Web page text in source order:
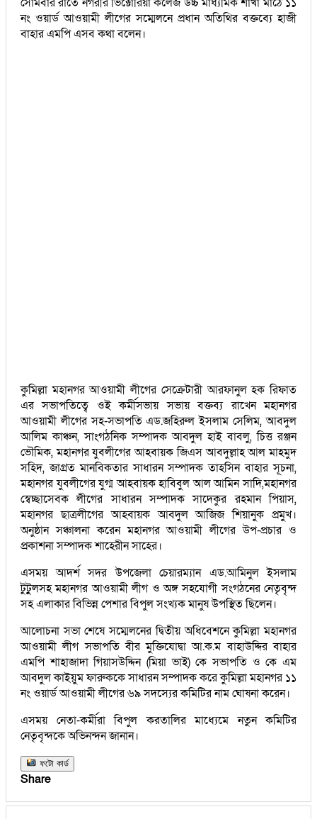
নং ওয়ার্ড আওয়ামী লীগের সম্মেলনে প্রধান অতিথির বক্তব্যে হাজী
বাহার এমপি এসব কথা বলেন।
কুমিল্লা মহানগর আওয়ামী লীগের সেক্রেটারী আরফানুল হক রিফাত
এর সভাপতিত্বে ওই কর্মীসভায় সভায় বক্তব্য রাখেন মহানগর
আওয়ামী লীগের সহ-সভাপতি এড.জহিরুল ইসলাম সেলিম, আবদুল
আলিম কাঞ্চন, সাংগঠনিক সম্পাদক আবদুল হাই বাবলু, চিত্ত রঞ্জন
ভৌমিক, মহানগর যুবলীগের আহবায়ক জিএস আবদুল্লাহ আল মাহমুদ
সহিদ, জাগ্রত মানবিকতার সাধারন সম্পাদক তাহসিন বাহার সূচনা,
মহানগর যুবলীগের যুগ্ম আহবায়ক হাবিবুল আল আমিন সাদি,মহানগর
স্বেচ্ছাসেবক লীগের সাধারন সম্পাদক সাদেকুর রহমান পিয়াস,
মহানগর ছাত্রলীগের আহবায়ক আবদুল আজিজ শিয়ানুক প্রমুখ।
অনুষ্ঠান সঞ্চালনা করেন মহানগর আওয়ামী লীগের উপ-প্রচার ও
প্রকাশনা সম্পাদক শাহেরীন সাহের।
এসময় আদর্শ সদর উপজেলা চেয়ারম্যান এড.আমিনুল ইসলাম
টুটুুলসহ মহানগর আওয়ামী লীগ ও অঙ্গ সহযোগী সংগঠনের নেতৃবৃন্দ
সহ এলাকার বিভিন্ন পেশার বিপুল সংখ্যক মানুষ উপস্থিত ছিলেন।
আলোচনা সভা শেষে সম্মেলনের দ্বিতীয় অধিবেশনে কুমিল্লা মহানগর
আওয়ামী লীগ সভাপতি বীর মুক্তিযোদ্বা আ.ক.ম বাহাউদ্দির বাহার
এমপি শাহাজাদা গিয়াসউদ্দিন (মিয়া ভাই) কে সভাপতি ও কে এম
আবদুল কাইয়ুম ফারুককে সাধারন সম্পাদক করে কুমিল্লা মহানগর ১১
নং ওয়ার্ড আওয়ামী লীগের ৬৯ সদস্যের কমিটির নাম ঘোষনা করেন।
এসময় নেতা-কর্মীরা বিপুল করতালির মাধ্যেমে নতুন কমিটির
নেতৃবৃন্দকে অভিনন্দন জানান।
ফটো কার্ড
Share